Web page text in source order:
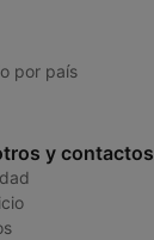
por país
y contactos